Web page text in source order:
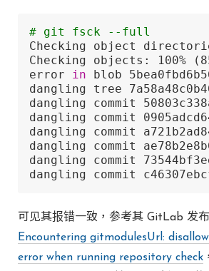
# git fsck --full
Checking object
Checking objects: 100%
error in blob
dangling tree
dangling commit
dangling commit
dangling commit
dangling commit
dangling commit
dangling commit
可见其报错一致，参考其 GitLab 发
Encountering gitmodulesUrl:
error when running repository check